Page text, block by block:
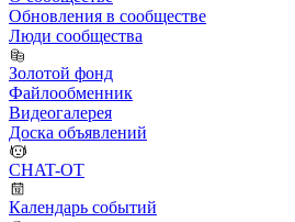
Обновления в сообществе
Люди сообщества
Золотой фонд
Файлообменник
Видеогалерея
Доска объявлений
CHAT-OT
Календарь событий